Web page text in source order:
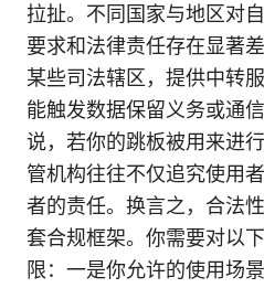
拉扯。不同国家与地区对
要求和法律责任存在显著
某些司法辖区，提供中转
能触发数据保留义务或通
说，若你的跳板被用来进
管机构往往不仅追究使用
者的责任。换言之，合法
套合规框架。你需要对以
限：一是你允许的使用场